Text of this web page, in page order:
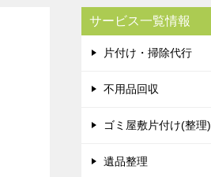
サービス一覧情報
片付け・掃除代行
不用品回収
ゴミ屋敷片付け(整理)
遺品整理